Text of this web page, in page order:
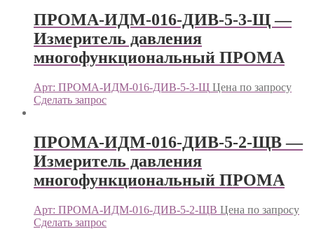
ПРОМА-ИДМ-016-ДИВ-5-3-Щ —
Измеритель давления
многофункциональный ПРОМА
Арт: ПРОМА-ИДМ-016-ДИВ-5-3-Щ Цена по запросу
Сделать запрос
ПРОМА-ИДМ-016-ДИВ-5-2-ЩВ —
Измеритель давления
многофункциональный ПРОМА
Арт: ПРОМА-ИДМ-016-ДИВ-5-2-ЩВ Цена по запросу
Сделать запрос